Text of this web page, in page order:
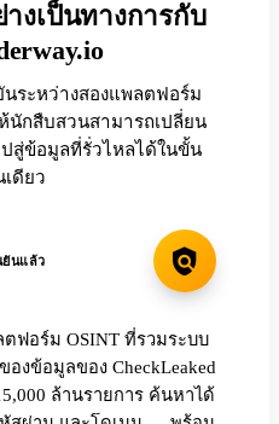
งเป็นทางการกับ
ระหว่างสองแพลตฟอร์ม
นักสืบสวนสามารถเปลี่ยน
สู่ข้อมูลที่รั่วไหลได้ในขั้น
ดียว
ยันแล้ว
ตฟอร์ม OSINT ที่รวมระบบ
งข้อมูลของ CheckLeaked
ล้านรายการ ค้นหาได้